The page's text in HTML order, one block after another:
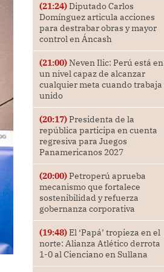
(21:24)Diputado Carlos
Domínguez articula acciones
para destrabar obras y mayor
control en Áncash
(21:00)Neven Ilic: Perú está en
un nivel capaz de alcanzar
cualquier meta cuando trabaja
unido
(20:17)Presidenta de la
república participa en cuenta
regresiva para Juegos
Panamericanos 2027
(20:00)Petroperú aprueba
mecanismo que fortalece
sostenibilidad y refuerza
gobernanza corporativa
(19:48)El ‘Papá’ tropieza en el
norte: Alianza Atlético derrota
1-0 al Cienciano en Sullana